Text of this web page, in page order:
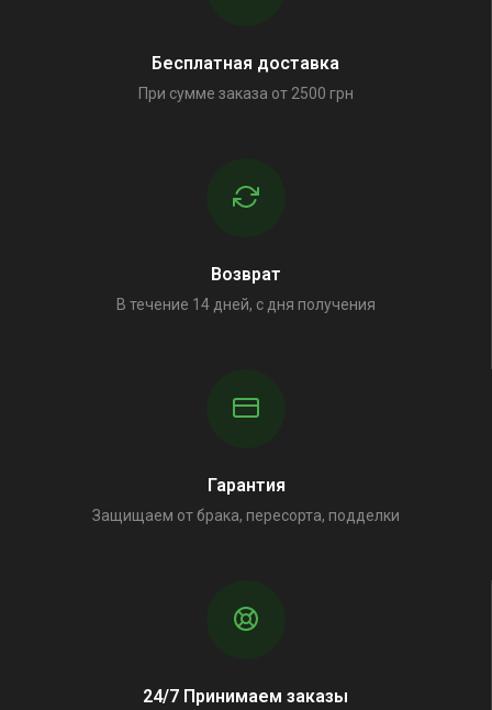
Бесплатная доставка
При сумме заказа от 2500 грн
Возврат
В течение 14 дней, с дня получения
Гарантия
Защищаем от брака, пересорта, подделки
24/7 Принимаем заказы